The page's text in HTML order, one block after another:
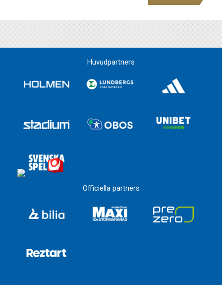
Huvudpartners
Officiella partners